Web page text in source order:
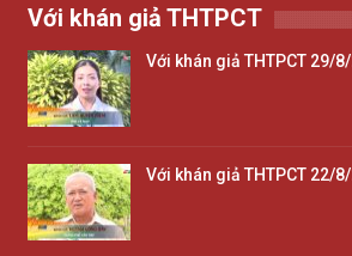
Với khán giả THTPCT
Với khán giả THTPCT 29/
Với khán giả THTPCT 22/